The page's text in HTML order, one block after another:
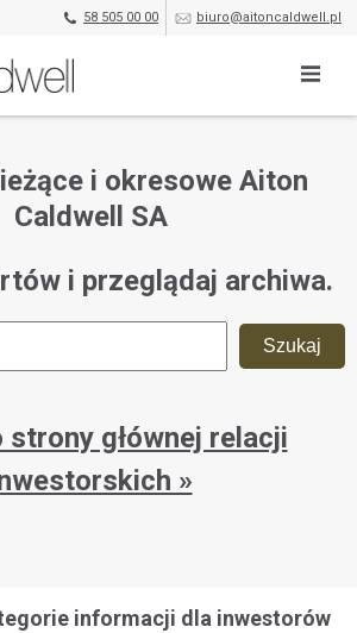
58 505 00 00 biuro@aitoncaldwell.pl
i okresowe Aiton
Caldwell SA
i przeglądaj archiwa.
strony głównej relacji
»
informacji dla inwestorów